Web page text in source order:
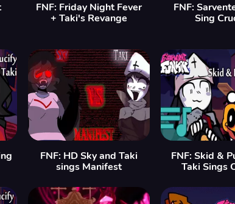
FNF: Friday Night Fever
+ Taki's Revange
FNF:
Sing
FNF: HD Sky and Taki
sings Manifest
FNF: Skid &
Taki Sings